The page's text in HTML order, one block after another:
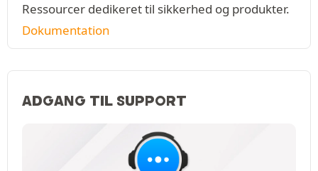
Ressourcer dedikeret til sikkerhed og produkter.
Dokumentation
ADGANG TIL SUPPORT